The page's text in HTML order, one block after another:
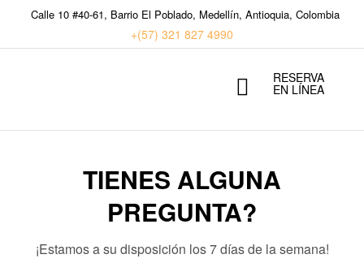
Calle 10 #40-61, Barrio El Poblado, Medellín, Antioquia, Colombia
+(57) 321 827 4990
RESERVA
EN LÍNEA
TIENES ALGUNA
PREGUNTA?
¡Estamos a su disposición los 7 días de la semana!